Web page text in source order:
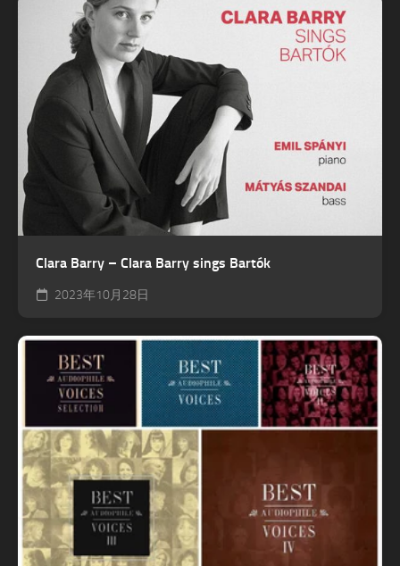
Clara Barry – Clara Barry sings Bartók
2023年10月28日